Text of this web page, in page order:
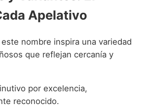
Apelativo
nombre inspira una variedad
que reflejan cercanía y
por excelencia,
reconocido.